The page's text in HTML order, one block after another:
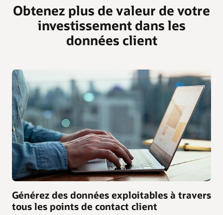
Obtenez plus de valeur de votre
investissement dans les
données client
Générez des données exploitables à travers
tous les points de contact client